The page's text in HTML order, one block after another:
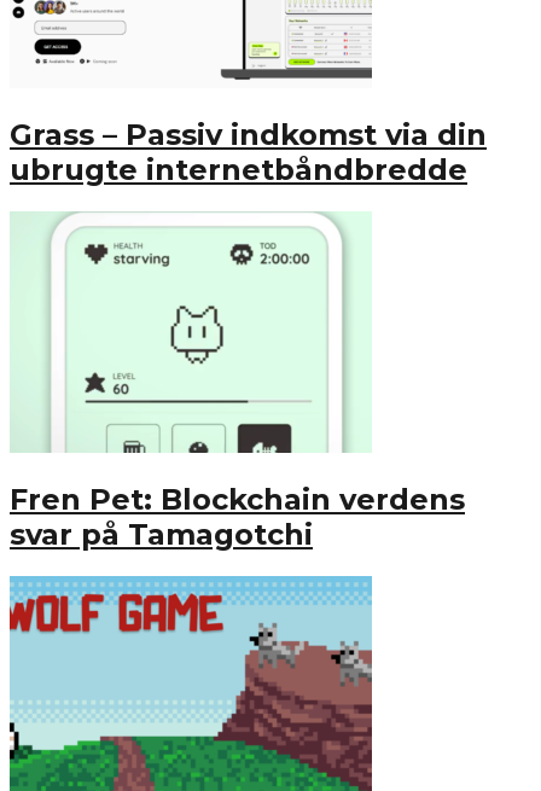
Grass – Passiv indkomst via din
ubrugte internetbåndbredde
Fren Pet: Blockchain verdens
svar på Tamagotchi